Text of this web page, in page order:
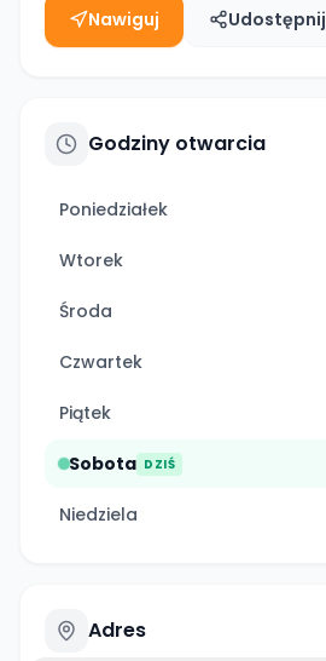
Nawiguj Udostępnij
Godziny otwarcia
Poniedziałek
Wtorek
Środa
Czwartek
Piątek
Sobota DZIŚ
Niedziela
Adres